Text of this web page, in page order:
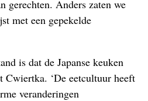
gerechten. Anders zaten we
met een gepekelde
is dat de Japanse keuken
‘De eetcultuur heeft
veranderingen